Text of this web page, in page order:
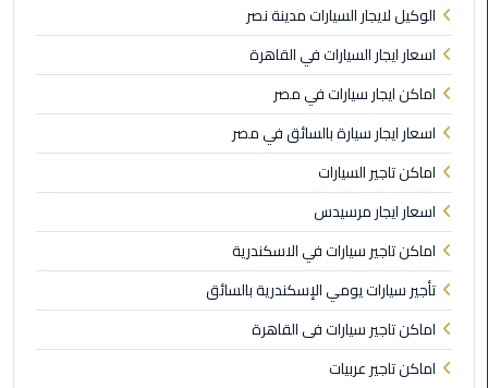
ليموزين
الزمالك
ليموزين
المهندسين
ليموزين
مصر
الجديدة
ليموزين
مدينة
نصر
الوكيل لايجار السيارات مدينة نصر
اسعار ايجار السيارات في القاهرة
اماكن ايجار سيارات في مصر
اسعار ايجار سيارة بالسائق في مصر
اماكن تاجير السيارات
اسعار ايجار مرسيدس
اماكن تاجير سيارات في الاسكندرية
تأجير سيارات يومي الإسكندرية بالسائق
اماكن تاجير سيارات فى القاهرة
اماكن تاجير عربيات